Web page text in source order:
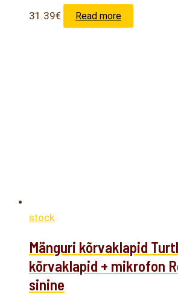
31.39€ Read more
stock
Mänguri kõrvaklapid
kõrvaklapid + mikrofon
sinine